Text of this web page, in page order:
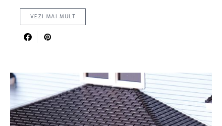
VEZI MAI MULT